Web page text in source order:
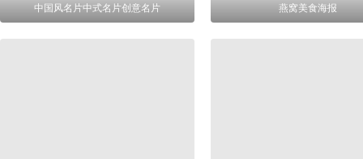
中国风名片中式名片创意名片 燕窝美食海报